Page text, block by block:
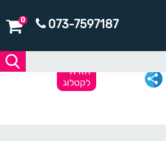
073-7597187
0
חזרה
לקטלוג